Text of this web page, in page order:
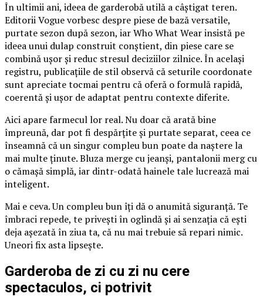
În ultimii ani, ideea de garderobă utilă a câștigat teren.
Editorii Vogue vorbesc despre piese de bază versatile,
purtate sezon după sezon, iar Who What Wear insistă pe
ideea unui dulap construit conștient, din piese care se
combină ușor și reduc stresul deciziilor zilnice. În același
registru, publicațiile de stil observă că seturile coordonate
sunt apreciate tocmai pentru că oferă o formulă rapidă,
coerentă și ușor de adaptat pentru contexte diferite.
Aici apare farmecul lor real. Nu doar că arată bine
împreună, dar pot fi despărțite și purtate separat, ceea ce
înseamnă că un singur compleu bun poate da naștere la
mai multe ținute. Bluza merge cu jeanși, pantalonii merg cu
o cămașă simplă, iar dintr-odată hainele tale lucrează mai
inteligent.
Mai e ceva. Un compleu bun îți dă o anumită siguranță. Te
îmbraci repede, te privești în oglindă și ai senzația că ești
deja așezată în ziua ta, că nu mai trebuie să repari nimic.
Uneori fix asta lipsește.
Garderoba de zi cu zi nu cere
spectaculos, ci potrivit